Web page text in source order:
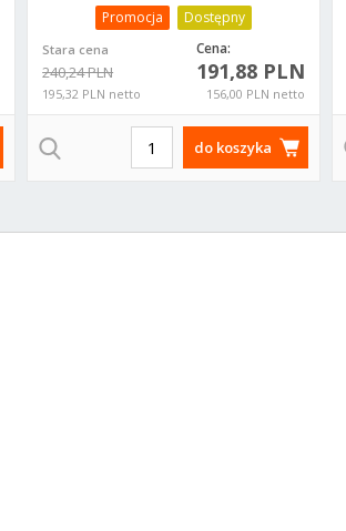
Promocja Dostępny
Stara cena
240,24 PLN
195,32 PLN netto
Cena:
191,88 PLN
156,00 PLN netto
do koszyka